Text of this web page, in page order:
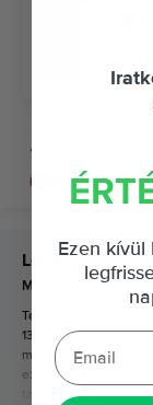
Leírás
Mobiltelefon Apple
Tetszenek az iPhone
13 Pro Max? Ha
modellről, a legjobb
ez a telefon és miért
tarthatod.
Ezen